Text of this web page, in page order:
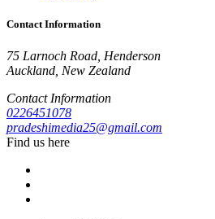
Contact Information
75 Larnoch Road, Henderson
Auckland, New Zealand
Contact Information
0226451078
pradeshimedia25@gmail.com
Find us here